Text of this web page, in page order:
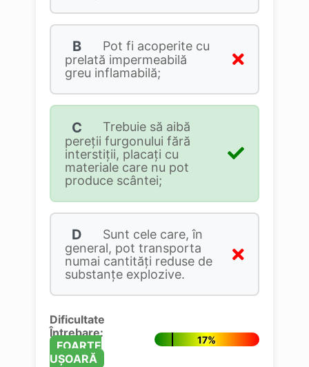
B
Pot fi acoperite cu
prelată impermeabilă
greu inflamabilă;
C
Trebuie să aibă
pereții furgonului fără
interstiții, placați cu
materiale care nu pot
produce scântei;
D
Sunt cele care, în
general, pot transporta
numai cantităţi reduse de
substanţe explozive.
Dificultate
Întrebare:
FOARTE
UȘOARĂ
17%